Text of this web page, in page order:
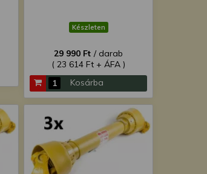
Készleten
29 990 Ft / darab
( 23 614 Ft + ÁFA )
Kosárba